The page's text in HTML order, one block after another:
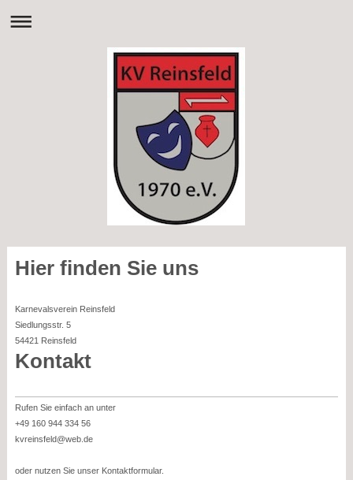
Hier finden Sie uns
Karnevalsverein Reinsfeld
Siedlungsstr. 5
54421 Reinsfeld
Kontakt
Rufen Sie einfach an unter
+49 160 944 334 56
kvreinsfeld@web.de
oder nutzen Sie unser Kontaktformular.